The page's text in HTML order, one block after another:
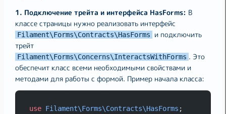
1. Подключение трейта и интерфейса HasForms: В
классе страницы нужно реализовать интерфейс
Filament\Forms\Contracts\HasForms
и подключить
трейт
Filament\Forms\Concerns\InteractsWithForms . Это
обеспечит класс всеми необходимыми свойствами и
методами для работы с формой. Пример начала класса:
use Filament\Forms\Contracts\HasForms ;